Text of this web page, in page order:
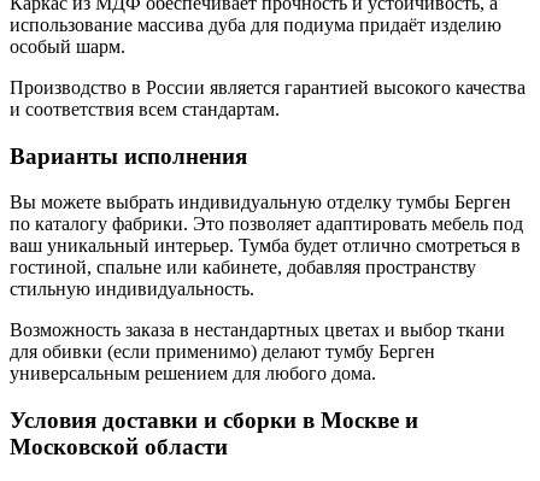
использование массива дуба для подиума придаёт изделию
особый шарм.
Производство в России является гарантией высокого качества
и соответствия всем стандартам.
Варианты исполнения
Вы можете выбрать индивидуальную отделку тумбы Берген
по каталогу фабрики. Это позволяет адаптировать мебель под
ваш уникальный интерьер. Тумба будет отлично смотреться в
гостиной, спальне или кабинете, добавляя пространству
стильную индивидуальность.
Возможность заказа в нестандартных цветах и выбор ткани
для обивки (если применимо) делают тумбу Берген
универсальным решением для любого дома.
Условия доставки и сборки в Москве и
Московской области